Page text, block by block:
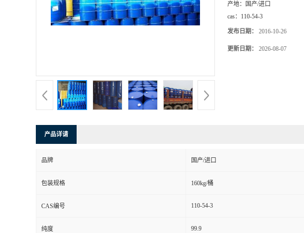
产地：
国产/进口
cas： 110-54-3
发布日期： 2016-10-26
更新日期： 2026-08-07
产品详请
品牌 国产/进口
包装规格 160kg/桶
CAS编号 110-54-3
纯度 99.9